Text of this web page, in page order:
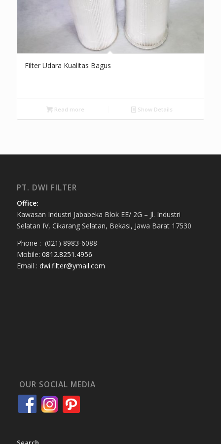
Filter Udara Kualitas Bagus
Read more Show Details
PT. DWI FILTER
Office:
Kawasan Industri Jababeka Blok EE/ 2G – Jl. Industri
Selatan IV, Cikarang Selatan, Bekasi, Jawa Barat 17530
Phone : (021) 8983-6088
Mobile: 0812.8251.4956
Email : dwi.filter@ymail.com
OUR SOCIAL MEDIA